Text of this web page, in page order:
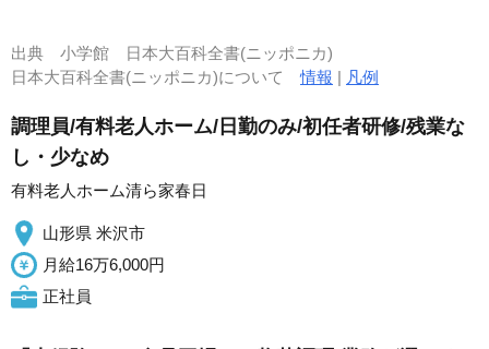
出典 小学館 日本大百科全書(ニッポニカ)
日本大百科全書(ニッポニカ)について情報 | 凡例
調理員/有料老人ホーム/日勤のみ/初任者研修/残業な
し・少なめ
有料老人ホーム清ら家春日
山形県 米沢市
月給16万6,000円
正社員